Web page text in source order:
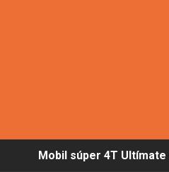
Mobil súper 4T Ultímate -